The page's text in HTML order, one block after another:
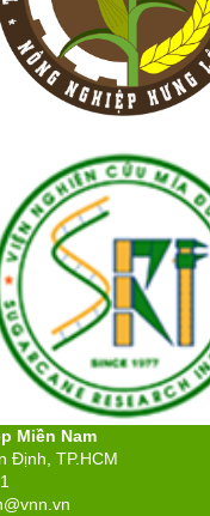
Miền Nam
Định, TP.HCM